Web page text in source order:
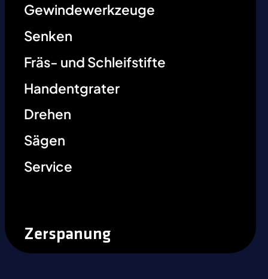
Gewindewerkzeuge
Senken
Fräs- und Schleifstifte
Handentgrater
Drehen
Sägen
Service
Zerspanung